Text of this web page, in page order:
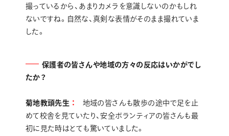
撮っているから、あまりカメラを意識しないのかもしれ
ないですね。自然な、真剣な表情がそのまま撮れていま
した。
保護者の皆さんや地域の方々の反応はいかがでし
たか？
菊地教頭先生
地域の皆さんも散歩の途中で足を止
めて校舎を見ていたり、安全ボランティアの皆さんも最
初に見た時はとても驚いていました。